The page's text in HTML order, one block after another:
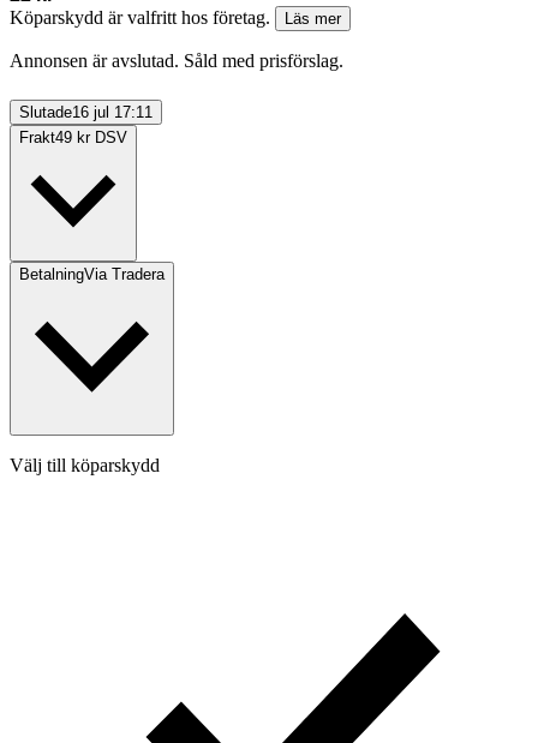
Köparskydd är valfritt hos företag.
Läs mer
Annonsen är avslutad. Såld med prisförslag.
Slutade16 jul 17:11
Frakt49 kr DSV
BetalningVia Tradera
Välj till köparskydd